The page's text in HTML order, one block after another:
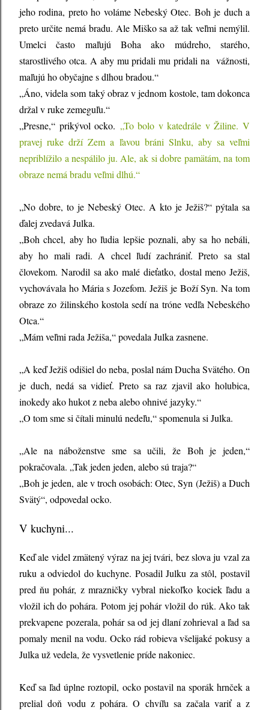
jeho rodina, preto ho voláme Nebeský Otec. Boh je duch a
preto určite nemá bradu. Ale Miško sa až tak veľmi nemýlil.
Umelci často maľujú Boha ako múdreho, starého,
starostlivého otca. A aby mu pridali mu pridali na vážnosti,
maľujú ho obyčajne s dlhou bradou.“
„Áno, videla som taký obraz v jednom kostole, tam dokonca
držal v ruke zemeguľu.“
„Presne,“ prikývol ocko. „To bolo v katedrále v Žiline. V
pravej ruke drží Zem a ľavou bráni Slnku, aby sa veľmi
nepriblížilo a nespálilo ju. Ale, ak si dobre pamätám, na tom
obraze nemá bradu veľmi dlhú.“
„No dobre, to je Nebeský Otec. A kto je Ježiš?“ pýtala sa
ďalej zvedavá Julka.
„Boh chcel, aby ho ľudia lepšie poznali, aby sa ho nebáli,
aby ho mali radi. A chcel ľudí zachrániť. Preto sa stal
človekom. Narodil sa ako malé dieťatko, dostal meno Ježiš,
vychovávala ho Mária s Jozefom. Ježiš je Boží Syn. Na tom
obraze zo žilinského kostola sedí na tróne vedľa Nebeského
Otca.“
„Mám veľmi rada Ježiša,“ povedala Julka zasnene.
„A keď Ježiš odišiel do neba, poslal nám Ducha Svätého. On
je duch, nedá sa vidieť. Preto sa raz zjavil ako holubica,
inokedy ako hukot z neba alebo ohnivé jazyky.“
„O tom sme si čítali minulú nedeľu,“ spomenula si Julka.
„Ale na náboženstve sme sa učili, že Boh je jeden,“
pokračovala. „Tak jeden jeden, alebo sú traja?“
„Boh je jeden, ale v troch osobách: Otec, Syn (Ježiš) a Duch
Svätý“, odpovedal ocko.
V kuchyni...
Keď ale videl zmätený výraz na jej tvári, bez slova ju vzal za
ruku a odviedol do kuchyne. Posadil Julku za stôl, postavil
pred ňu pohár, z mrazničky vybral niekoľko kociek ľadu a
vložil ich do pohára. Potom jej pohár vložil do rúk. Ako tak
prekvapene pozerala, pohár sa od jej dlaní zohrieval a ľad sa
pomaly menil na vodu. Ocko rád robieva všelijaké pokusy a
Julka už vedela, že vysvetlenie príde nakoniec.
Keď sa ľad úplne roztopil, ocko postavil na sporák hrnček a
prelial doň vodu z pohára. O chvíľu sa začala variť a z